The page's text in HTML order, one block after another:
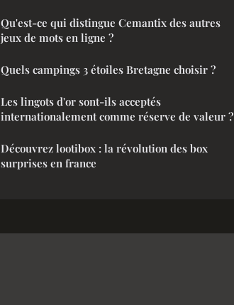
Qu'est-ce qui distingue Cemantix des autres
jeux de mots en ligne ?
Quels campings 3 étoiles Bretagne choisir ?
Les lingots d'or sont-ils acceptés
internationalement comme réserve de valeur ?
Découvrez lootibox : la révolution des box
surprises en france